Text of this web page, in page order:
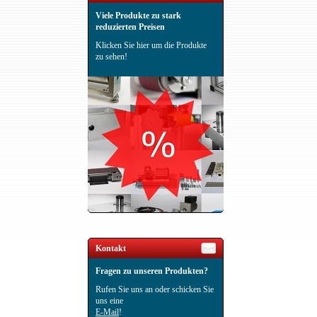
Viele Produkte zu stark
reduzierten Preisen
Klicken Sie hier um die Produkte
zu sehen!
Kontakt
Fragen zu unseren Produkten?
Rufen Sie uns an oder schicken Sie
uns eine
E-Mail!